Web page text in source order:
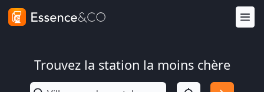
Trouvez la station la moins chère